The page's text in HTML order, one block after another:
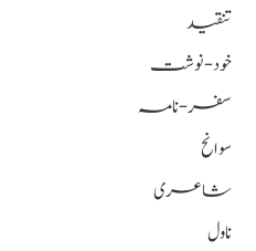
تنقید
خود-نوشت
سفر-نامہ
سوانح
شاعری
ناول